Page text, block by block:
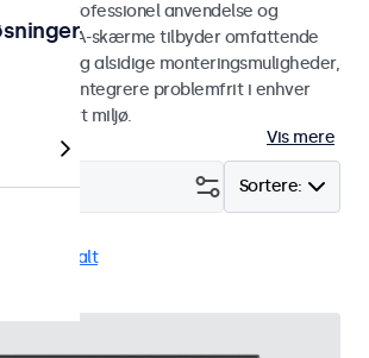
til professionel anvendelse og
Vores VGA-skærme tilbyder omfattende
og alsidige monteringsmuligheder,
at integrere problemfrit i enhver
og ethvert miljø.
Vis mere
Sortere:
Fjern alt